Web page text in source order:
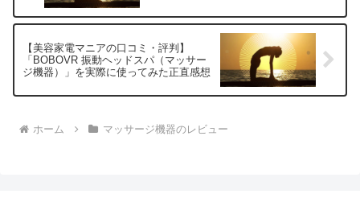
【美容家電マニアの口コミ・評判】
「BOBOVR 振動ヘッドスパ（マッサー
ジ機器）」を実際に使ってみた正直感想
ホーム マッサージ機器のレビュー